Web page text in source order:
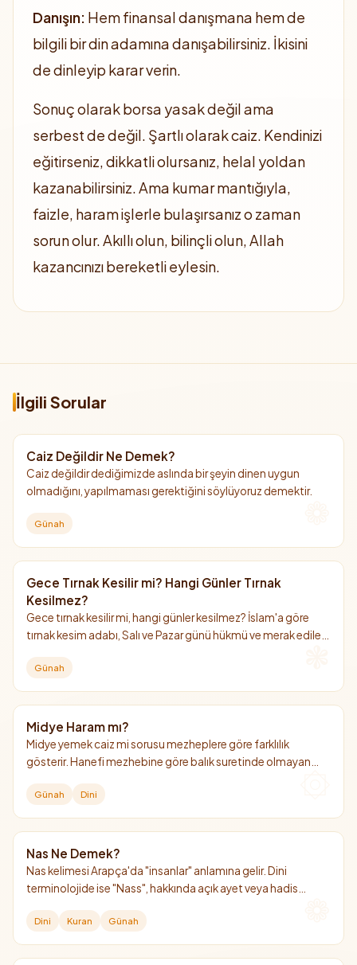
Danışın: Hem finansal danışmana hem de
bilgili bir din adamına danışabilirsiniz. İkisini
de dinleyip karar verin.
Sonuç olarak borsa yasak değil ama
serbest de değil. Şartlı olarak caiz. Kendinizi
eğitirseniz, dikkatli olursanız, helal yoldan
kazanabilirsiniz. Ama kumar mantığıyla,
faizle, haram işlerle bulaşırsanız o zaman
sorun olur. Akıllı olun, bilinçli olun, Allah
kazancınızı bereketli eylesin.
İlgili Sorular
Caiz Değildir Ne Demek?
Caiz değildir dediğimizde aslında bir şeyin dinen uygun
olmadığını, yapılmaması gerektiğini söylüyoruz demektir.
Günah
Gece Tırnak Kesilir mi? Hangi Günler Tırnak
Kesilmez?
Gece tırnak kesilir mi, hangi günler kesilmez? İslam'a göre
tırnak kesim adabı, Salı ve Pazar günü hükmü ve merak edilen
Günah
Midye Haram mı?
Midye yemek caiz mi sorusu mezheplere göre farklılık
gösterir. Hanefi mezhebine göre balık suretinde olmayan
değildir, diğer mezheplere göre ise helaldir.
Günah Dini
Nas Ne Demek?
Nas kelimesi Arapça'da "insanlar" anlamına gelir. Dini
terminolojide ise "Nass", hakkında açık ayet veya hadis
Dini Kuran Günah